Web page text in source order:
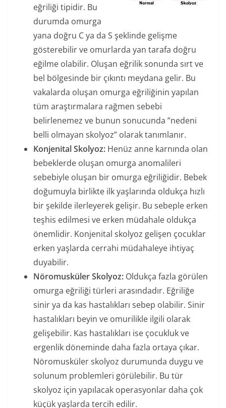
eğriliği tipidir. Bu
durumda omurga
yana doğru C ya da S şeklinde gelişme
gösterebilir ve omurlarda yan tarafa doğru
eğilme olabilir. Oluşan eğrilik sonunda sırt ve
bel bölgesinde bir çıkıntı meydana gelir. Bu
vakalarda oluşan omurga eğriliğinin yapılan
tüm araştırmalara rağmen sebebi
belirlenemez ve bunun sonucunda ”nedeni
belli olmayan skolyoz” olarak tanımlanır.
Konjenital Skolyoz: Henüz anne karnında olan
bebeklerde oluşan omurga anomalileri
sebebiyle oluşan bir omurga eğriliğidir. Bebek
doğumuyla birlikte ilk yaşlarında oldukça hızlı
bir şekilde ilerleyerek gelişir. Bu sebeple erken
teşhis edilmesi ve erken müdahale oldukça
önemlidir. Konjenital skolyoz gelişen çocuklar
erken yaşlarda cerrahi müdahaleye ihtiyaç
duyabilir.
Nöromusküler Skolyoz: Oldukça fazla görülen
omurga eğriliği türleri arasındadır. Eğriliğe
sinir ya da kas hastalıkları sebep olabilir. Sinir
hastalıkları beyin ve omurilikle ilgili olarak
gelişebilir. Kas hastalıkları ise çocukluk ve
ergenlik döneminde daha fazla ortaya çıkar.
Nöromusküler skolyoz durumunda duygu ve
solunum problemleri görülebilir. Bu tür
skolyoz için yapılacak operasyonlar daha çok
küçük yaşlarda tercih edilir.